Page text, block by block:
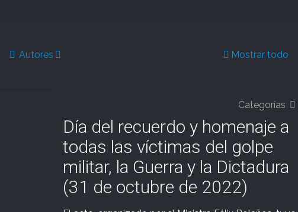
Autores Mostrar todo
Categorías
Día del recuerdo y homenaje a
todas las víctimas del golpe
militar, la Guerra y la Dictadura
(31 de octubre de 2022)